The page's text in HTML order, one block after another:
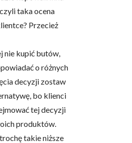
taka ocena
Przecież
nie kupić butów,
o różnych
decyzji zostaw
bo klienci
tej decyzji
produktów.
takie niższe